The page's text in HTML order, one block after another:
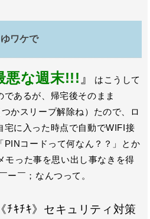
ワケで
悪な週末!!! 』
はこうして
あるが、帰宅後そのまま
かスリープ解除ね）たので、ロ
宅に入った時点で自動でWIFI接
PINコードって何なん？？」とか
モった事を思い出し事なきを得
ー￣；なんつって。
ﾁｷﾁｷ》セキュリティ対策